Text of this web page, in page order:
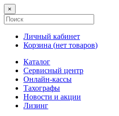
×
Личный кабинет
Корзина (нет товаров)
Каталог
Сервисный центр
Онлайн-кассы
Тахографы
Новости и акции
Лизинг